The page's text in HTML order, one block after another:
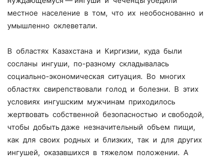
местное население в том, что их необоснованно и
умышленно оклеветали.
В областях Казахстана и Киргизии, куда были
сосланы ингуши, по-разному складывалась
социально-экономическая ситуация. Во многих
областях свирепствовали голод и болезни. В этих
условиях ингушским мужчинам приходилось
жертвовать собственной безопасностью и свободой,
чтобы добыть даже незначительный объем пищи,
как для своих родных и близких, так и для других
ингушей, оказавшихся в тяжелом положении. А